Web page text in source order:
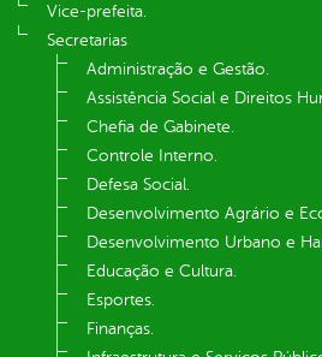
Vice-prefeita.
Secretarias
Administração e Gestão.
Assistência Social e Direitos
Chefia de Gabinete.
Controle Interno.
Defesa Social.
Desenvolvimento Agrário e
Desenvolvimento Urbano e
Educação e Cultura.
Esportes.
Finanças.